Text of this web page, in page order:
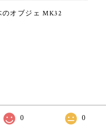
オブジェ MK32
0 0